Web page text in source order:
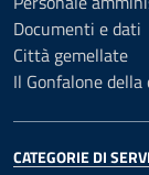
Documenti e dati
Città gemellate
Il Gonfalone
CATEGORIE DI